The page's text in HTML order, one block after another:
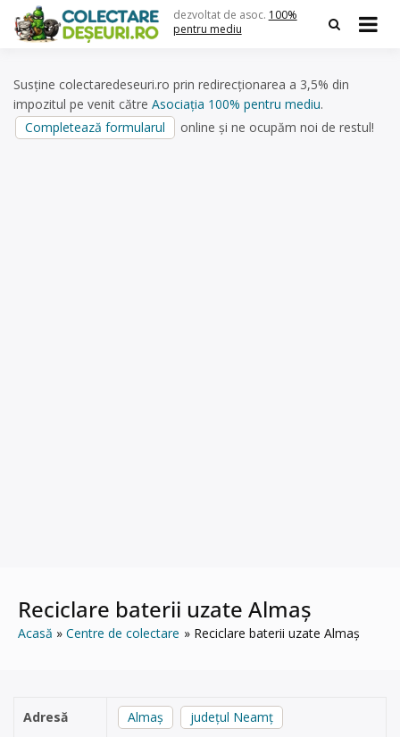
content
dezvoltat de asoc. 100%
pentru mediu
Susține colectaredeseuri.ro prin redirecționarea a 3,5% din
impozitul pe venit către Asociația 100% pentru mediu.
Completează formularul
online și ne ocupăm noi de restul!
Reciclare baterii uzate Almaș
Acasă Centre de colectare Reciclare baterii uzate Almaș
Adresă Almaș județul Neamț